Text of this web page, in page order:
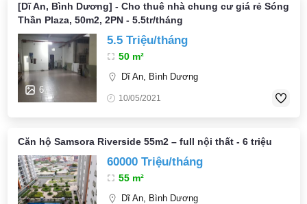
[Dĩ An, Bình Dương] - Cho thuê nhà chung cư giá rẻ Sóng
Thần Plaza, 50m2, 2PN - 5.5tr/tháng
6
5.5 Triệu/tháng
50 m²
Dĩ An, Bình Dương
10/05/2021
Căn hộ Samsora Riverside 55m2 – full nội thất - 6 triệu
60000 Triệu/tháng
55 m²
Dĩ An, Bình Dương